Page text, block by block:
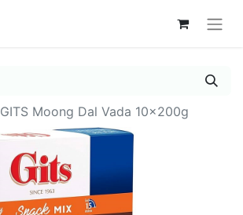
GITS Moong Dal Vada 10x200g